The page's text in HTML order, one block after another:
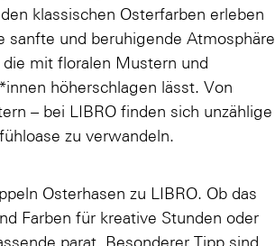
klassischen Osterfarben erleben
sanfte und beruhigende Atmosphäre
mit floralen Mustern und
höherschlagen lässt. Von
– bei LIBRO finden sich unzählige
zu verwandeln.
Osterhasen zu LIBRO. Ob das
Farben für kreative Stunden oder
parat. Besonderer Tipp sind